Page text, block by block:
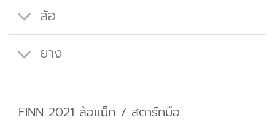
ล้อ
ยาง
FINN 2021 ล้อแม็ก / สตาร์ทมือ